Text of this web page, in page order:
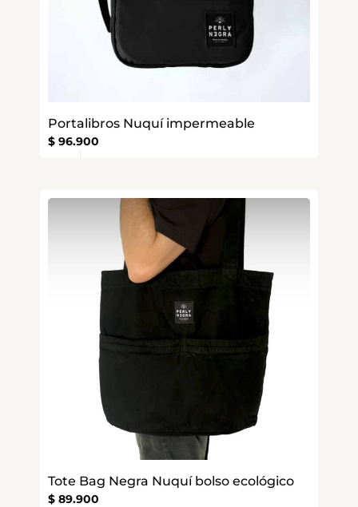
Portalibros Nuquí impermeable
$ 96.900
Tote Bag Negra Nuquí bolso ecológico
$ 89.900